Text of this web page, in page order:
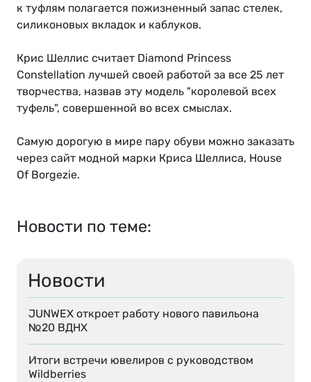
Новости
JUNWEX откроет работу нового павильона
№20 ВДНХ
Итоги встречи ювелиров с руководством
Wildberries
к туфлям полагается пожизненный запас стелек,
силиконовых вкладок и каблуков.
Крис Шеллис считает Diamond Princess
Constellation лучшей своей работой за все 25 лет
творчества, назвав эту модель "королевой всех
туфель", совершенной во всех смыслах.
Самую дорогую в мире пару обуви можно заказать
через сайт модной марки Криса Шеллиса, House
Of Borgezie.
Новости по теме: